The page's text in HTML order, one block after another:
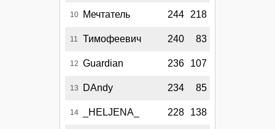
10 Мечтатель 244 218
11 Тимофеевич 240 83
12 Guardian 236 107
13 DAndy 234 85
14 _HELJENA_ 228 138